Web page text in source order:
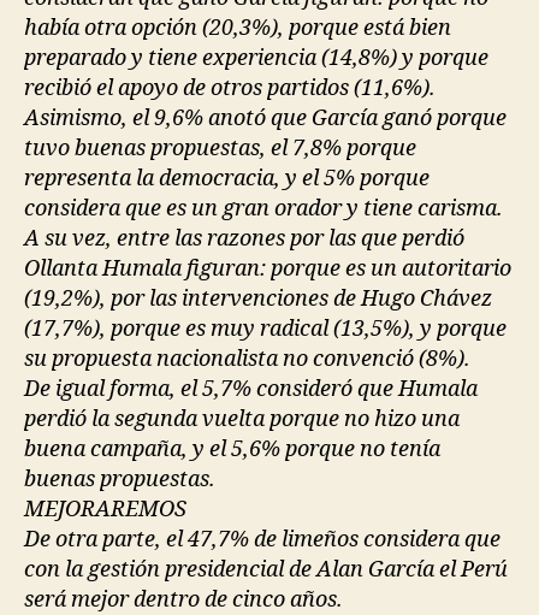
había otra opción (20,3%), porque está bien
preparado y tiene experiencia (14,8%) y porque
recibió el apoyo de otros partidos (11,6%).
Asimismo, el 9,6% anotó que García ganó porque
tuvo buenas propuestas, el 7,8% porque
representa la democracia, y el 5% porque
considera que es un gran orador y tiene carisma.
A su vez, entre las razones por las que perdió
Ollanta Humala figuran: porque es un autoritario
(19,2%), por las intervenciones de Hugo Chávez
(17,7%), porque es muy radical (13,5%), y porque
su propuesta nacionalista no convenció (8%).
De igual forma, el 5,7% consideró que Humala
perdió la segunda vuelta porque no hizo una
buena campaña, y el 5,6% porque no tenía
buenas propuestas.
MEJORAREMOS
De otra parte, el 47,7% de limeños considera que
con la gestión presidencial de Alan García el Perú
será mejor dentro de cinco años.